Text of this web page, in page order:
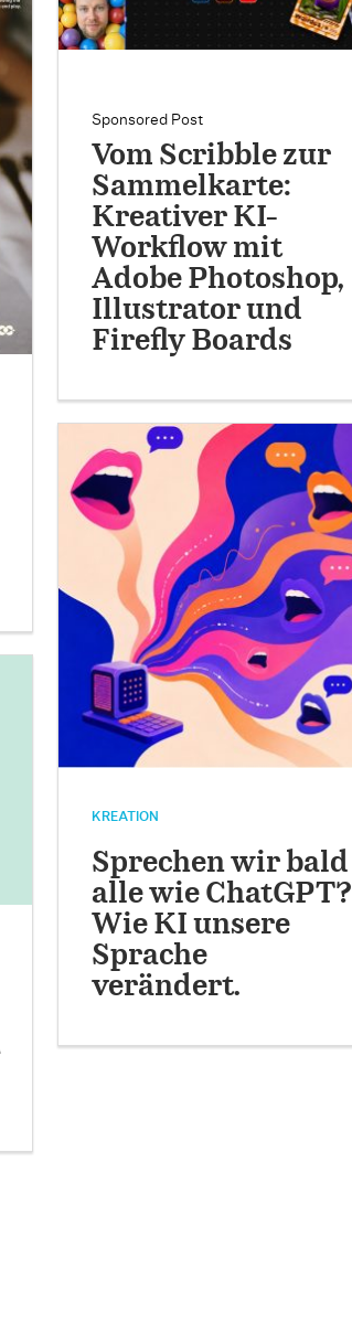
Sponsored Post
Vom Scribble zur
Sammelkarte:
Kreativer KI-
Workflow mit
Adobe Photoshop,
Illustrator und
Firefly Boards
KREATION
Sprechen wir bald
alle wie ChatGPT?
Wie KI unsere
Sprache
verändert.